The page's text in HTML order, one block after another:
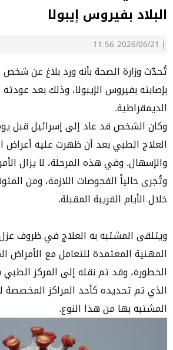
البلاد بفيروس إيبولا
|
2026/06/21 11:56
تُحدّث وزارة الصحة بأنه ورد بلاغ عن
بإصابته بفيروس الإيبولا، وذلك بعد
الديمقراطية.
وكان الشخص قد عاد إلى إسرائيل قبل
العلاج الطبي بعد أن ظهرت عليه أعراض
والإسهال. وفي هذه المرحلة، لا يزال
وتُجرى حالياً الفحوصات اللازمة، ومن
خلال الأيام القريبة المقبلة.
ويتلقى المشتبه به العلاج في ظروف عزل
المهنية المعتمدة للتعامل مع الأمراض
الخطورة، وقد تم نقله إلى المركز
الذي تم تحديده كأحد المراكز المخصصة
المشتبه بها من هذا النوع.